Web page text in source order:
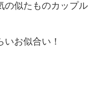
の似たものカップル
お似合い！